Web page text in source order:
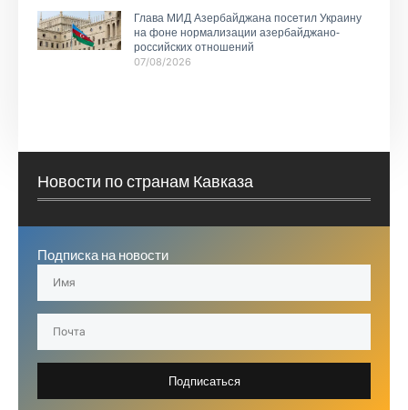
Глава МИД Азербайджана посетил Украину
на фоне нормализации азербайджано-
российских отношений
07/08/2026
Новости по странам Кавказа
Подписка на новости
Подписаться